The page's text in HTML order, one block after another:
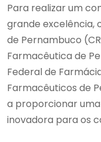
Para realizar um
grande excelência,
de Pernambuco
Farmacêutica de
Federal de
Farmacêuticos de
a proporcionar
inovadora para os